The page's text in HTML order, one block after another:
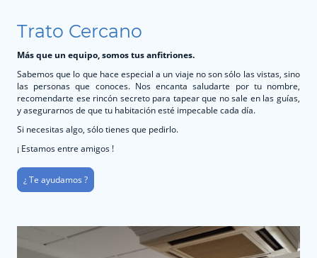
Trato Cercano
Más que un equipo, somos tus anfitriones.
Sabemos que lo que hace especial a un viaje no son sólo las vistas, sino
las personas que conoces. Nos encanta saludarte por tu nombre,
recomendarte ese rincón secreto para tapear que no sale en las guías,
y asegurarnos de que tu habitación esté impecable cada día.
Si necesitas algo, sólo tienes que pedirlo.
¡ Estamos entre amigos !
¿ Te ayudamos ?